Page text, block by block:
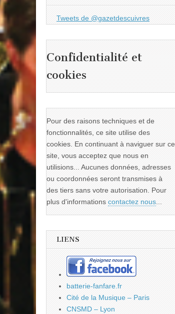
Tweets de @gazetdescuivres
Confidentialité et
cookies
Pour des raisons techniques et de
fonctionnalités, ce site utilise des
cookies. En continuant à naviguer sur ce
site, vous acceptez que nous en
utilisions... Aucunes données, adresses
ou coordonnées seront transmises à
des tiers sans votre autorisation. Pour
plus d'informations contactez nous...
LIENS
batterie-fanfare.fr
Cité de la Musique – Paris
CNSMD – Lyon